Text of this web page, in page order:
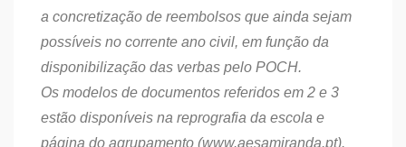
a concretização de reembolsos que ainda sejam
possíveis no corrente ano civil, em função da
disponibilização das verbas pelo POCH.
Os modelos de documentos referidos em 2 e 3
estão disponíveis na reprografia da escola e
página do agrupamento (www.aesamiranda.pt).